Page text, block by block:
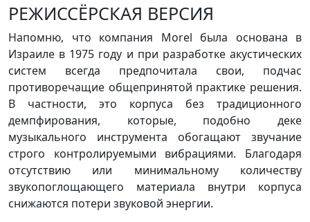
РЕЖИССЁРСКАЯ ВЕРСИЯ
Напомню, что компания Morel была основана в
Израиле в 1975 году и при разработке акустических
систем всегда предпочитала свои, подчас
противоречащие общепринятой практике решения.
В частности, это корпуса без традиционного
демпфирования, которые, подобно деке
музыкального инструмента обогащают звучание
строго контролируемыми вибрациями. Благодаря
отсутствию или минимальному количеству
звукопоглощающего материала внутри корпуса
снижаются потери звуковой энергии.